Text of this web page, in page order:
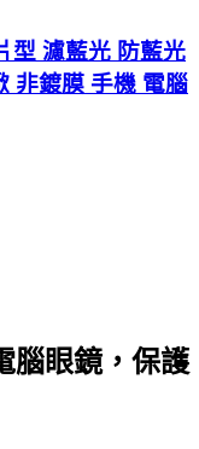
型 濾藍光 防藍光
非鍍膜 手機 電腦
腦眼鏡，保護